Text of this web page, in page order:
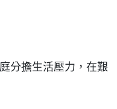
分擔生活壓力，在艱